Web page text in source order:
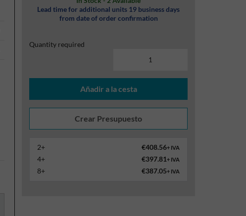
Lead time for additional units 19 business days
from date of order confirmation
Quantity required
Añadir a la cesta
2+ €408.56+ IVA
4+ €397.81+ IVA
8+ €387.05+ IVA